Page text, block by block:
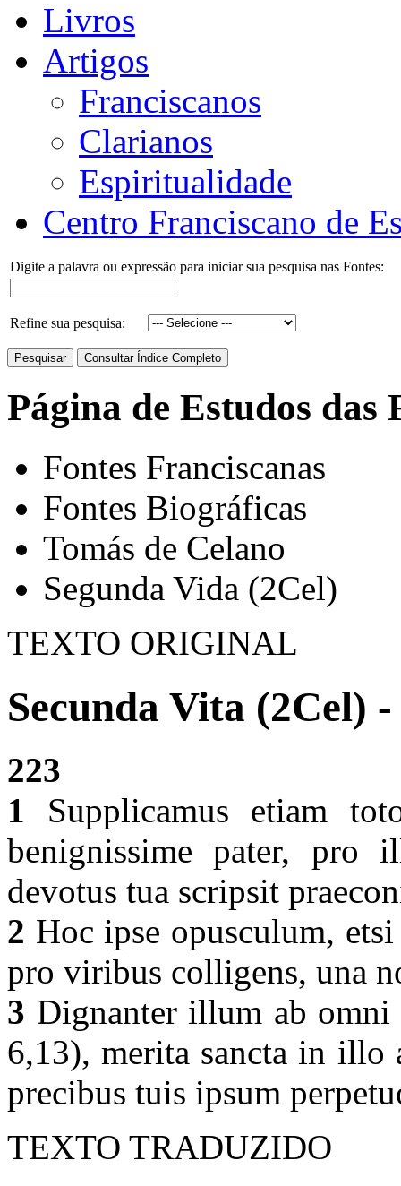
Livros
Artigos
Franciscanos
Clarianos
Espiritualidade
Centro Franciscano de
Digite a palavra ou expressão para iniciar sua pesquisa nas Fontes:
Refine sua pesquisa:
Página de Estudos das
Fontes Franciscanas
Fontes Biográficas
Tomás de Celano
Segunda Vida (2Cel)
TEXTO ORIGINAL
Secunda Vita (2Cel) -
223
1 Supplicamus etiam
benignissime pater,
devotus tua scripsit
2 Hoc ipse opusculum,
pro viribus colligens, una
3 Dignanter illum ab
6,13), merita sancta in illo
precibus tuis ipsum
TEXTO TRADUZIDO